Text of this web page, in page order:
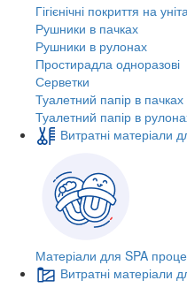
Гігієнічні покриття на
Рушники в пачках
Рушники в рулонах
Простирадла одноразові
Серветки
Туалетний папір в пачках
Туалетний папір в
Витратні матеріали
Матеріали для SPA
Витратні матеріали